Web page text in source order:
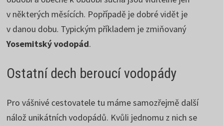
v některých měsících. Popřípadě je dobré vidět je
v danou dobu. Typickým příkladem je zmiňovaný
Yosemitský vodopád.
Ostatní dech beroucí vodopády
Pro vášnivé cestovatele tu máme samozřejmě další
nálož unikátních vodopádů. Kvůli jednomu z nich se